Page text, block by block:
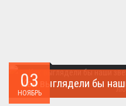
03
НОЯБРЬ